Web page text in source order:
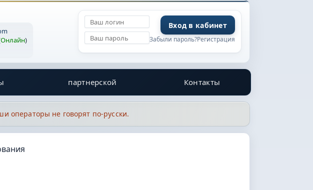
Онлайн) Забыли пароль?Регистрация
партнерской Контакты
операторы не говорят по-русски.